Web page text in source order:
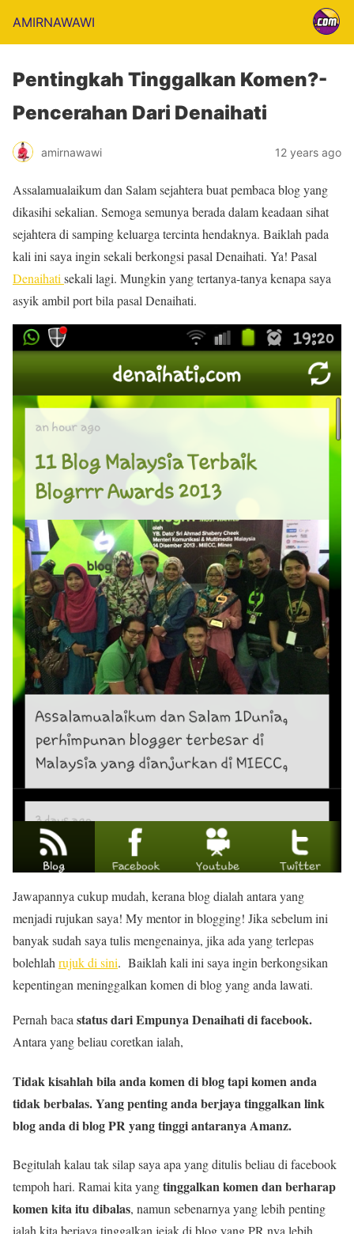
AMIRNAWAWI
Pentingkah Tinggalkan Komen?-
Pencerahan Dari Denaihati
amirnawawi 12 years ago
Assalamualaikum dan Salam sejahtera buat pembaca blog yang
dikasihi sekalian. Semoga semunya berada dalam keadaan sihat
sejahtera di samping keluarga tercinta hendaknya. Baiklah pada
kali ini saya ingin sekali berkongsi pasal Denaihati. Ya! Pasal
Denaihati sekali lagi. Mungkin yang tertanya-tanya kenapa saya
asyik ambil port bila pasal Denaihati.
Jawapannya cukup mudah, kerana blog dialah antara yang
menjadi rujukan saya! My mentor in blogging! Jika sebelum ini
banyak sudah saya tulis mengenainya, jika ada yang terlepas
bolehlahrujuk di sini. Baiklah kali ini saya ingin berkongsikan
kepentingan meninggalkan komen di blog yang anda lawati.
Pernah bacastatus dari Empunya Denaihati di facebook.
Antara yang beliau coretkan ialah,
Tidak kisahlah bila anda komen di blog tapi komen anda
tidak berbalas. Yang penting anda berjaya tinggalkan link
blog anda di blog PR yang tinggi antaranya Amanz.
Begitulah kalau tak silap saya apa yang ditulis beliau di facebook
tempoh hari. Ramai kita yangtinggalkan komen dan berharap
komen kita itu dibalas, namun sebenarnya yang lebih penting
ialah kita berjaya tinggalkan jejak di blog yang PR nya lebih